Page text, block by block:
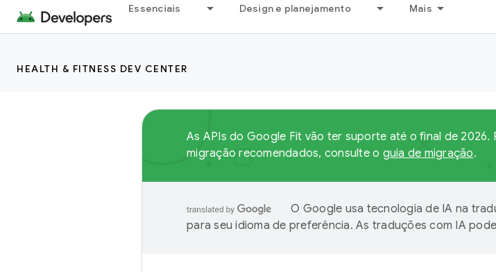
Essenciais Design e planejamento Mais
HEALTH & FITNESS DEV CENTER
As APIs do Google Fit vão ter suporte até o final de 2026.
migração recomendados, consulte o guia de migração.
O Google usa tecnologia de IA na
para seu idioma de preferência. As traduções com IA